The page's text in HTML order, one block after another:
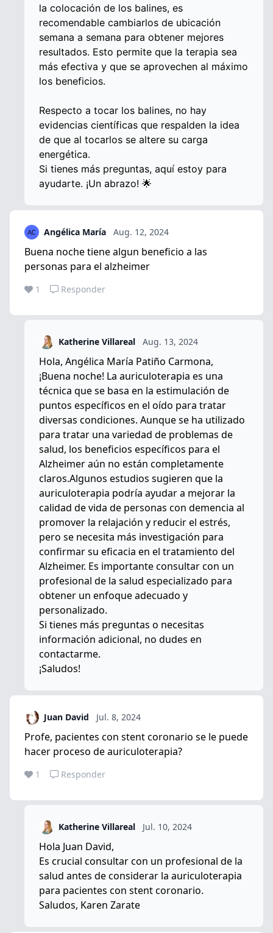
la colocación de los balines, es
recomendable cambiarlos de ubicación
semana a semana para obtener mejores
resultados. Esto permite que la terapia sea
más efectiva y que se aprovechen al máximo
los beneficios.
Respecto a tocar los balines, no hay
evidencias científicas que respalden la idea
de que al tocarlos se altere su carga
energética.
Si tienes más preguntas, aquí estoy para
ayudarte. ¡Un abrazo! 🌟
Angélica María Aug. 12, 2024
Buena noche tiene algun beneficio a las
personas para el alzheimer
1 Responder
Katherine Villareal Aug. 13, 2024
Hola, Angélica María Patiño Carmona,
¡Buena noche! La auriculoterapia es una
técnica que se basa en la estimulación de
puntos específicos en el oído para tratar
diversas condiciones. Aunque se ha utilizado
para tratar una variedad de problemas de
salud, los beneficios específicos para el
Alzheimer aún no están completamente
claros.Algunos estudios sugieren que la
auriculoterapia podría ayudar a mejorar la
calidad de vida de personas con demencia al
promover la relajación y reducir el estrés,
pero se necesita más investigación para
confirmar su eficacia en el tratamiento del
Alzheimer. Es importante consultar con un
profesional de la salud especializado para
obtener un enfoque adecuado y
personalizado.
Si tienes más preguntas o necesitas
información adicional, no dudes en
contactarme.
¡Saludos!
Juan David Jul. 8, 2024
Profe, pacientes con stent coronario se le puede
hacer proceso de auriculoterapia?
1 Responder
Katherine Villareal Jul. 10, 2024
Hola Juan David,
Es crucial consultar con un profesional de la
salud antes de considerar la auriculoterapia
para pacientes con stent coronario.
Saludos, Karen Zarate